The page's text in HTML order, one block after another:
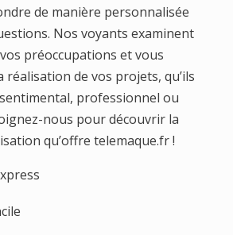
de manière personnalisée
Nos voyants examinent
préoccupations et vous
réalisation de vos projets, qu’ils
professionnel ou
nous pour découvrir la
qu’offre telemaque.fr !